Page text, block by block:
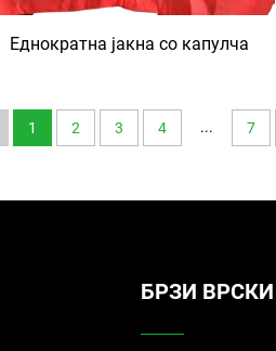
Еднократна јакна со капулча
1 2 3 4 ... 7
БРЗИ ВРСКИ